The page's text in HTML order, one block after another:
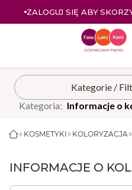
ZALOGUJ SIĘ ABY
Kategoria: Informacje o
KOLORYZACJA
KOSMETYKI
INFORMACJE O